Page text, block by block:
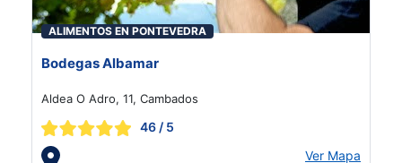
ALIMENTOS EN PONTEVEDRA
Bodegas Albamar
Aldea O Adro, 11, Cambados
46 / 5
Ver Mapa